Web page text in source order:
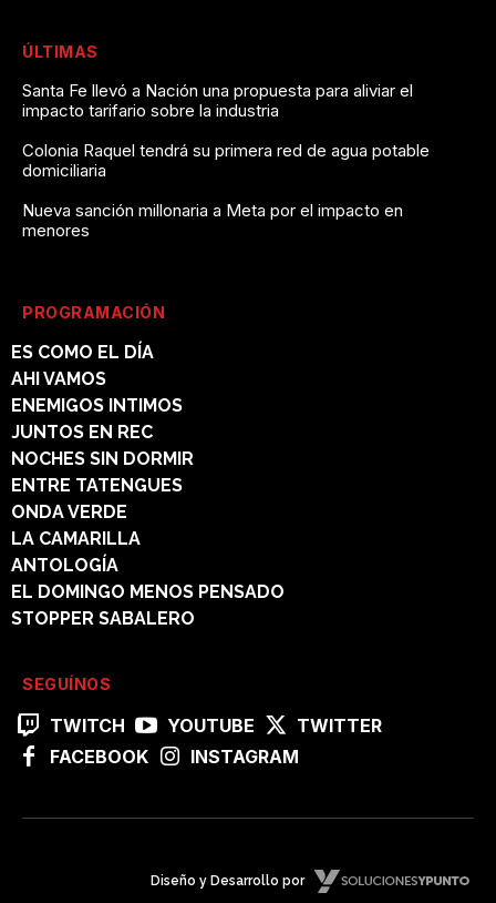
ÚLTIMAS
Santa Fe llevó a Nación una propuesta para aliviar el
impacto tarifario sobre la industria
Colonia Raquel tendrá su primera red de agua potable
domiciliaria
Nueva sanción millonaria a Meta por el impacto en
menores
PROGRAMACIÓN
ES COMO EL DÍA
AHI VAMOS
ENEMIGOS INTIMOS
JUNTOS EN REC
NOCHES SIN DORMIR
ENTRE TATENGUES
ONDA VERDE
LA CAMARILLA
ANTOLOGÍA
EL DOMINGO MENOS PENSADO
STOPPER SABALERO
SEGUÍNOS
TWITCH YOUTUBE
TWITTER
FACEBOOK
INSTAGRAM
Diseño y Desarrollo por